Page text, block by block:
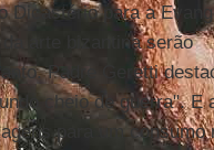
Dicastério para a
arte bizantina serão
Padre Geretti
cheio de guerra". E
para um consumo